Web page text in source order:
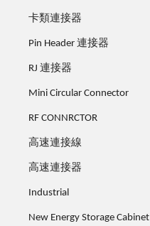
卡類連接器
Pin Header 連接器
RJ 連接器
Mini Circular Connector
RF CONNRCTOR
高速連接線
高速連接器
Industrial
New Energy Storage Cabinet